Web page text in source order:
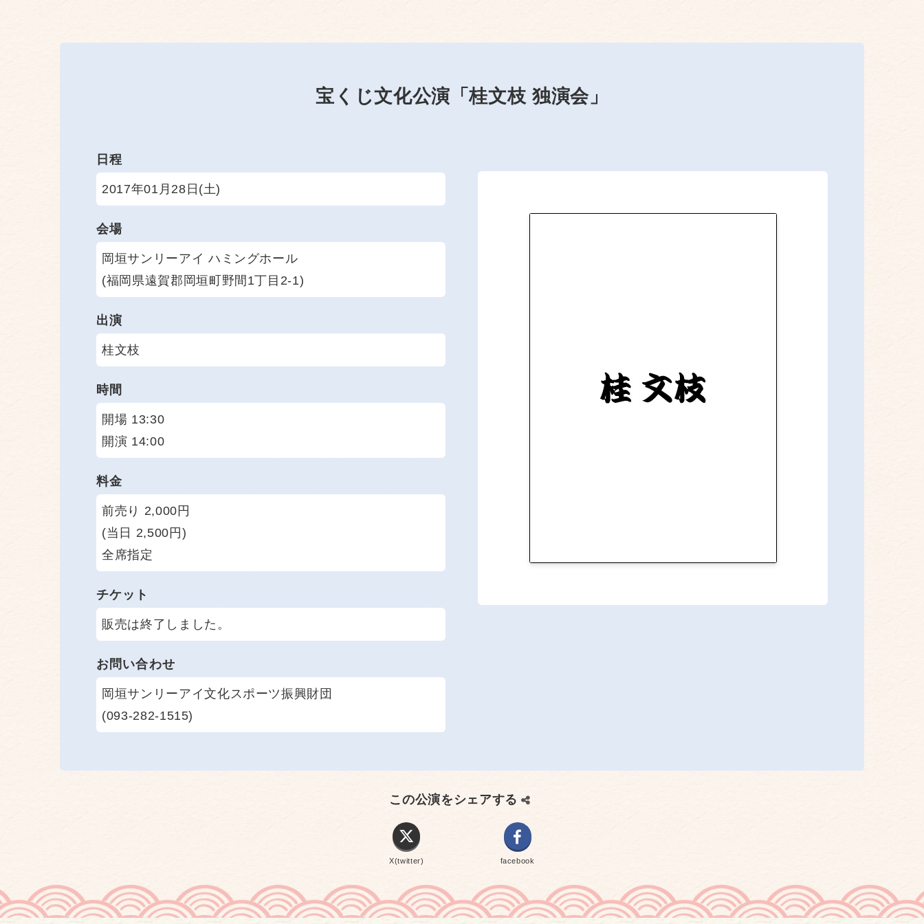
宝くじ文化公演「桂文枝 独演会」
日程
2017年01月28日(土)
会場
岡垣サンリーアイ ハミングホール
(福岡県遠賀郡岡垣町野間1丁目2-1)
出演
桂文枝
時間
開場 13:30
開演 14:00
料金
前売り 2,000円
(当日 2,500円)
全席指定
チケット
販売は終了しました。
お問い合わせ
岡垣サンリーアイ文化スポーツ振興財団
(093-282-1515)
この公演をシェアする
X(twitter) facebook